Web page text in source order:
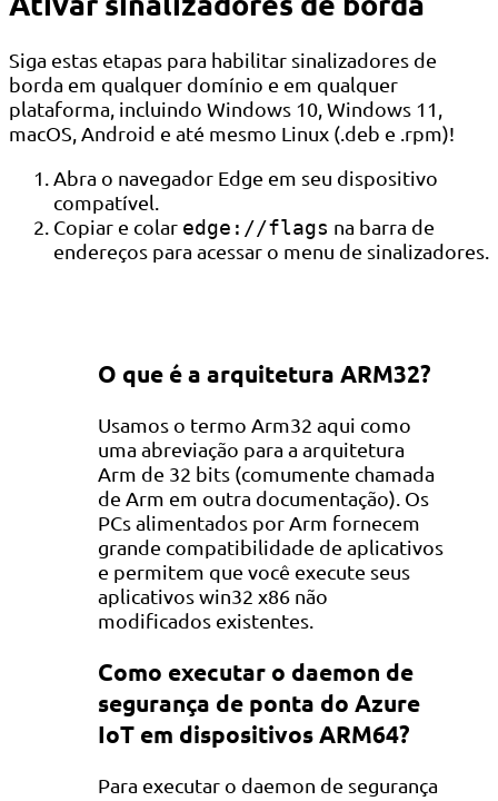
Siga estas etapas para habilitar sinalizadores de
borda em qualquer domínio e em qualquer
plataforma, incluindo Windows 10, Windows 11,
macOS, Android e até mesmo Linux (.deb e .rpm)!
Abra o navegador Edge em seu dispositivo
compatível.
Copiar e colar edge://flags na barra de
endereços para acessar o menu de sinalizadores.
O que é a arquitetura ARM32?
Usamos o termo Arm32 aqui como
uma abreviação para a arquitetura
Arm de 32 bits (comumente chamada
de Arm em outra documentação). Os
PCs alimentados por Arm fornecem
grande compatibilidade de aplicativos
e permitem que você execute seus
aplicativos win32 x86 não
modificados existentes.
Como executar o daemon de
segurança de ponta do Azure
IoT em dispositivos ARM64?
Para executar o daemon de segurança